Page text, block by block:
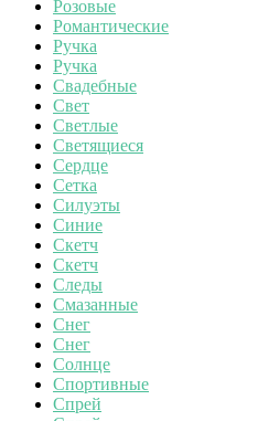
Розовые
Романтические
Ручка
Ручка
Свадебные
Свет
Светлые
Светящиеся
Сердце
Сетка
Силуэты
Синие
Скетч
Скетч
Следы
Смазанные
Снег
Снег
Солнце
Спортивные
Спрей